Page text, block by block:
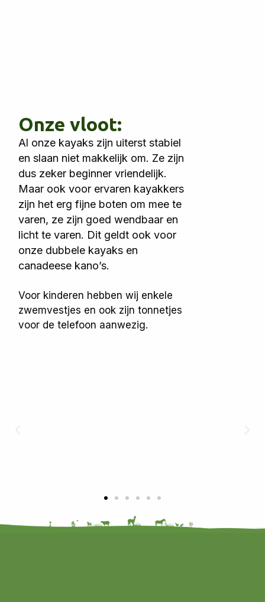
Onze vloot:
Al onze kayaks zijn uiterst stabiel
en slaan niet makkelijk om. Ze zijn
dus zeker beginner vriendelijk.
Maar ook voor ervaren kayakkers
zijn het erg fijne boten om mee te
varen, ze zijn goed wendbaar en
licht te varen. Dit geldt ook voor
onze dubbele kayaks en
canadeese kano’s.
Voor kinderen hebben wij enkele
zwemvestjes en ook zijn tonnetjes
voor de telefoon aanwezig.